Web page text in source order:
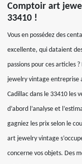
Comptoir art
33410 !
Vous en possédez des
excellente, qui dataient
passions pour ces articles
jewelry vintage entreprise
Cadillac dans le 33410 les
d’abord l’analyse et
gagniez les prix selon le
art jewelry vintage
concerne vos objets. Des